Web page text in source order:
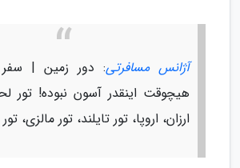
آژانس مسافرتی: دور زمین |
هیچوقت اینقدر آسون نبوده! تور
ارزان، اروپا، تور تایلند، تور مالزی،